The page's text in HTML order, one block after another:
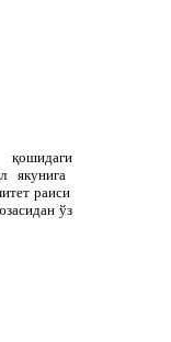
қошидаги
якунига
раиси
ўз